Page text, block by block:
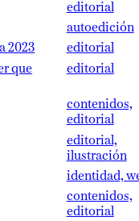
editorial
autoedición
2023
editorial
que
editorial
contenidos,
editorial
editorial,
ilustración
identidad,
contenidos,
editorial